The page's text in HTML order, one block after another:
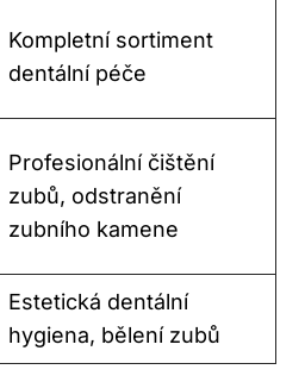
Kompletní sortiment
dentální péče
Profesionální čištění
zubů, odstranění
zubního kamene
Estetická dentální
hygiena, bělení zubů